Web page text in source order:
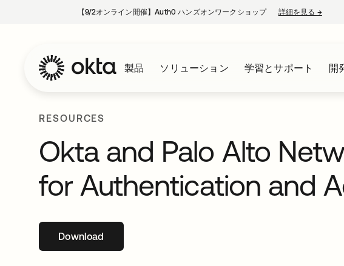
【9/2オンライン開催】Auth0 ハンズオンワークショップ 詳細を見る →新し
製品 ソリューション 学習とサポート 開
RESOURCES
Okta and Palo Alto
for Authentication and
Download新しいタブで開く